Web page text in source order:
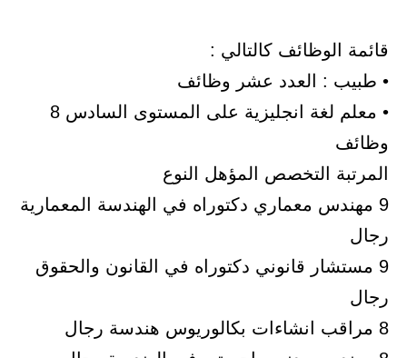
قائمة الوظائف كالتالي :
• طبيب : العدد عشر وظائف
• معلم لغة انجليزية على المستوى السادس 8
وظائف
المرتبة التخصص المؤهل النوع
9 مهندس معماري دكتوراه في الهندسة المعمارية
رجال
9 مستشار قانوني دكتوراه في القانون والحقوق
رجال
8 مراقب انشاءات بكالوريوس هندسة رجال